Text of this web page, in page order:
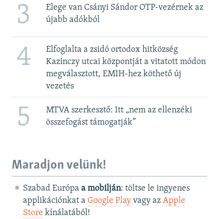
3
Elege van Csányi Sándor OTP-vezérnek az
újabb adókból
4
Elfoglalta a zsidó ortodox hitközség
Kazinczy utcai központját a vitatott módon
megválasztott, EMIH-hez köthető új
vezetés
5
MTVA szerkesztő: Itt „nem az ellenzéki
összefogást támogatják”
Maradjon velünk!
Szabad Európa a mobilján: töltse le ingyenes
applikációnkat a Google Playvagy az Apple
Store kínálatából!